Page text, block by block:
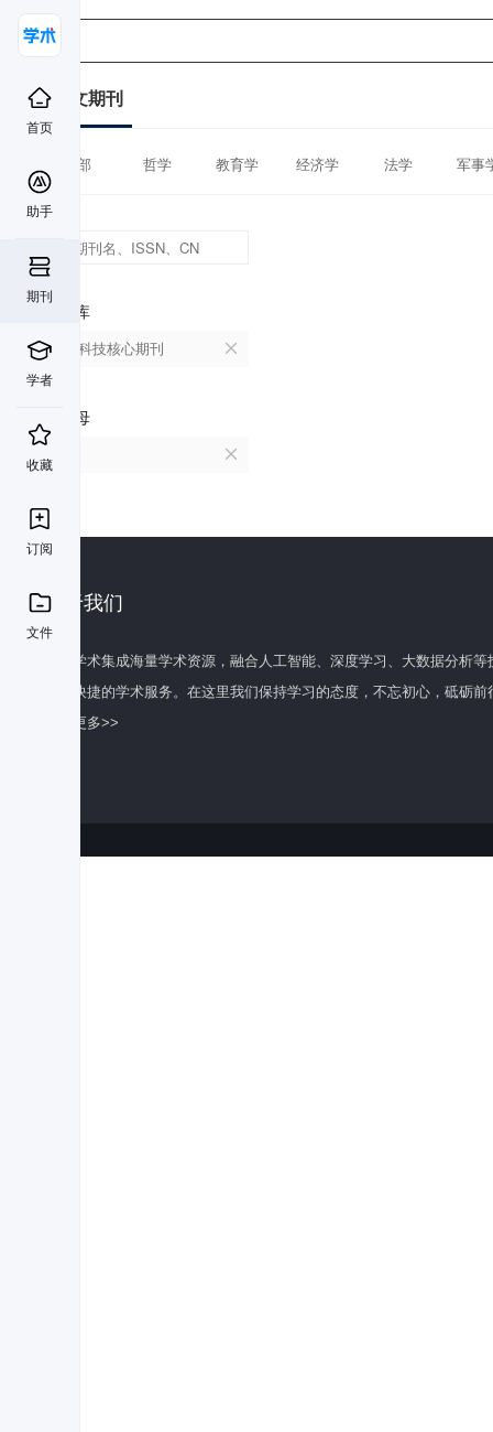
首页
助手
期刊
学者
收藏
订阅
文件
中文期刊
全部 哲学 教育学 经济学 法学 军事
数据库
中国科技核心期刊
首字母
关于我们
百度学术集成海量学术资源，融合人工智能、深度学习、大数据分析
全面快捷的学术服务。在这里我们保持学习的态度，不忘初心，砥砺前
了解更多>>